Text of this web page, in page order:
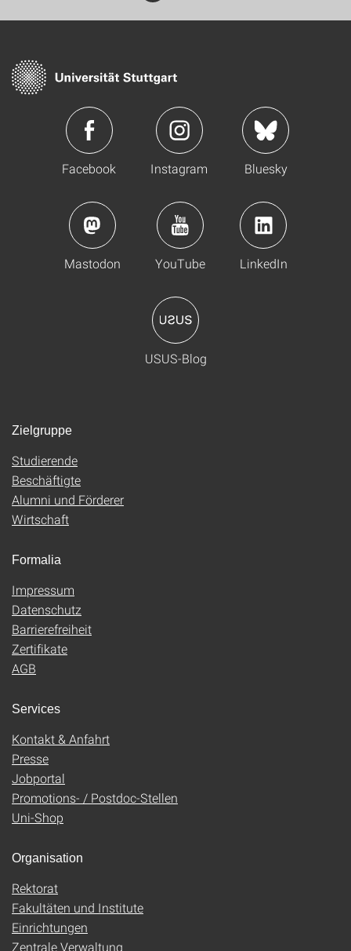
Facebook Instagram Bluesky
Mastodon YouTube LinkedIn
USUS-Blog
Zielgruppe
Studierende
Beschäftigte
Alumni und Förderer
Wirtschaft
Formalia
Impressum
Datenschutz
Barrierefreiheit
Zertifikate
AGB
Services
Kontakt & Anfahrt
Presse
Jobportal
Promotions- / Postdoc-Stellen
Uni-Shop
Organisation
Rektorat
Fakultäten und Institute
Einrichtungen
Zentrale Verwaltung